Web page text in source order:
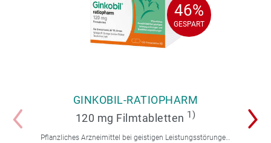
46%
GESPART
46%
GESPART
GINKOBIL-RATIOPHARM
120 mg Filmtabletten 1)
Pflanzliches Arzneimittel bei geistigen Leistungsstörungen und Durchblutungsstörungen.